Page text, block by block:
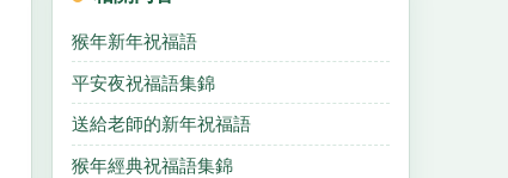
猴年新年祝福語
平安夜祝福語集錦
送給老師的新年祝福語
猴年經典祝福語集錦